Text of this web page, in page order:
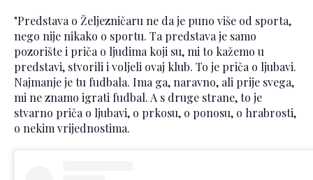
"Predstava o Željezničaru ne da je puno više od sporta,
nego nije nikako o sportu. Ta predstava je samo
pozorište i priča o ljudima koji su, mi to kažemo u
predstavi, stvorili i voljeli ovaj klub. To je priča o ljubavi.
Najmanje je tu fudbala. Ima ga, naravno, ali prije svega,
mi ne znamo igrati fudbal. A s druge strane, to je
stvarno priča o ljubavi, o prkosu, o ponosu, o hrabrosti,
o nekim vrijednostima.